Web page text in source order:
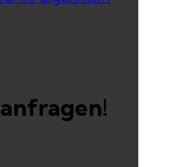
anfragen!